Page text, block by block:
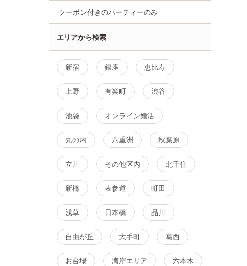
東京都
クーポン付きのパーティーのみ
エリアから検索
新宿 銀座 恵比寿
上野 有楽町 渋谷
池袋 オンライン婚活
丸の内 八重洲 秋葉原
立川 その他区内 北千住
新橋 表参道 町田
浅草 日本橋 品川
自由が丘 大手町 葛西
お台場 湾岸エリア 六本木